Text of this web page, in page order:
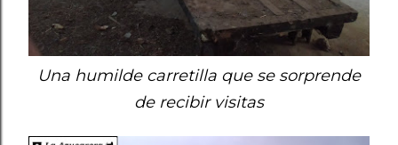
Una humilde carretilla que se sorprende
de recibir visitas